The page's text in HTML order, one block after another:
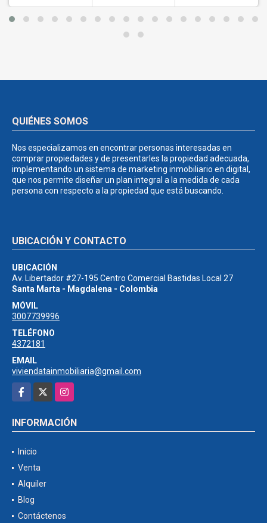
QUIÉNES SOMOS
Nos especializamos en encontrar personas interesadas en
comprar propiedades y de presentarles la propiedad adecuada,
implementando un sistema de marketing inmobiliario en digital,
que nos permite diseñar un plan integral a la medida de cada
persona con respecto a la propiedad que está buscando.
UBICACIÓN Y CONTACTO
UBICACIÓN
Av. Libertador #27-195 Centro Comercial Bastidas Local 27
Santa Marta - Magdalena - Colombia
MÓVIL
3007739996
TELÉFONO
4372181
EMAIL
viviendatainmobiliaria@gmail.com
Facebook
Instagram
INFORMACIÓN
Inicio
Venta
Alquiler
Blog
Contáctenos